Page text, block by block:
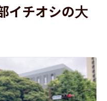
イチオシの大